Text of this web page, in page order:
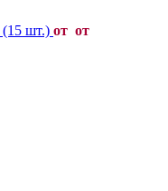
шт.) от от